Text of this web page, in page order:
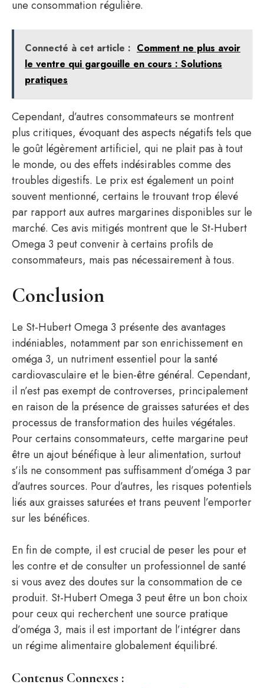
une consommation régulière.
Connecté à cet article : Comment ne plus avoir
le ventre qui gargouille en cours : Solutions
pratiques
Cependant, d’autres consommateurs se montrent
plus critiques, évoquant des aspects négatifs tels que
le goût légèrement artificiel, qui ne plait pas à tout
le monde, ou des effets indésirables comme des
troubles digestifs. Le prix est également un point
souvent mentionné, certains le trouvant trop élevé
par rapport aux autres margarines disponibles sur le
marché. Ces avis mitigés montrent que le St-Hubert
Omega 3 peut convenir à certains profils de
consommateurs, mais pas nécessairement à tous.
Conclusion
Le St-Hubert Omega 3 présente des avantages
indéniables, notamment par son enrichissement en
oméga 3, un nutriment essentiel pour la santé
cardiovasculaire et le bien-être général. Cependant,
il n’est pas exempt de controverses, principalement
en raison de la présence de graisses saturées et des
processus de transformation des huiles végétales.
Pour certains consommateurs, cette margarine peut
être un ajout bénéfique à leur alimentation, surtout
s’ils ne consomment pas suffisamment d’oméga 3 par
d’autres sources. Pour d’autres, les risques potentiels
liés aux graisses saturées et trans peuvent l’emporter
sur les bénéfices.
En fin de compte, il est crucial de peser les pour et
les contre et de consulter un professionnel de santé
si vous avez des doutes sur la consommation de ce
produit. St-Hubert Omega 3 peut être un bon choix
pour ceux qui recherchent une source pratique
d’oméga 3, mais il est important de l’intégrer dans
un régime alimentaire globalement équilibré.
Contenus Connexes :